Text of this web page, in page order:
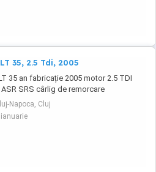
35, 2.5 Tdi, 2005
35 an fabricație 2005 motor 2.5 TDI
ASR SRS cârlig de remorcare
Napoca, Cluj
ianuarie